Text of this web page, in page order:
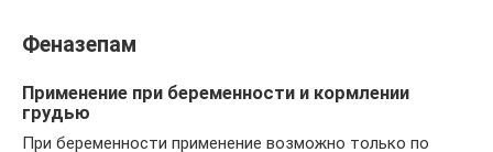
Феназепам
Применение при беременности и кормлении
грудью
При беременности применение возможно только по